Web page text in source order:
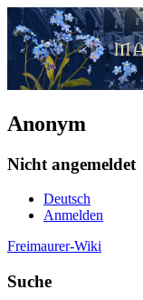
Anonym
Nicht angemeldet
Deutsch
Anmelden
Freimaurer-Wiki
Suche